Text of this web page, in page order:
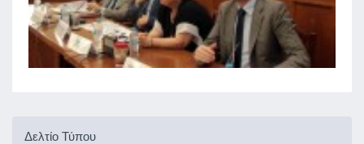
Δελτίο Τύπου